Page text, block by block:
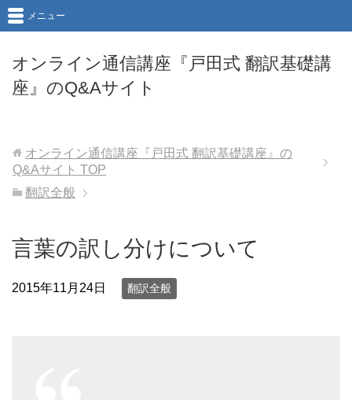
オンライン通信講座『戸田式 翻訳基礎講
座』のQ&Aサイト
メニュー
オンライン通信講座『戸田式 翻訳基礎講座』の
Q&Aサイト TOP
翻訳全般
言葉の訳し分けについて
2015年11月24日 翻訳全般